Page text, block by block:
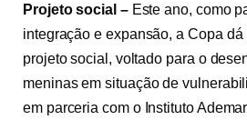
Projeto social – Este ano, como
integração e expansão, a Copa
projeto social, voltado para o
meninas em situação de
em parceria com o Instituto